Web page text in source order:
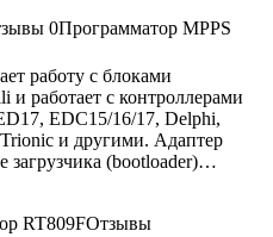
0Программатор MPPS
работу с блоками
и работает с контроллерами
EDC15/16/17, Delphi,
и другими. Адаптер
загрузчика (bootloader)…
Отзывы